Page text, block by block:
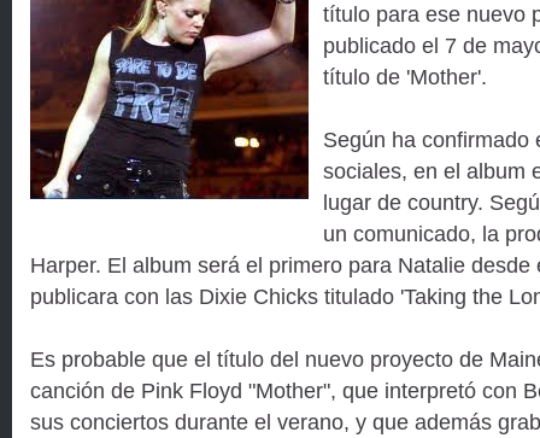
título para ese nuevo
publicado el 7 de
título de 'Mother'.
Según ha confirmado
sociales, en el album
lugar de country.
un comunicado, la
Harper. El album será el primero para Natalie
publicara con las Dixie Chicks titulado 'Taking the
Es probable que el título del nuevo proyecto de
canción de Pink Floyd "Mother", que interpretó con
sus conciertos durante el verano, y que además